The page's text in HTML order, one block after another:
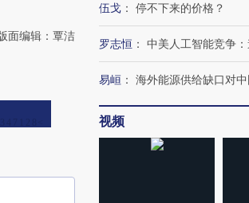
面编辑：覃洁
伍戈 ： 停不下来的价格？
罗志恒 ： 中美人工智能竞争
易峘 ： 海外能源供给缺口对
视频